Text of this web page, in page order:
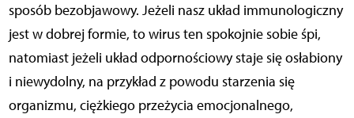
sposób bezobjawowy. Jeżeli nasz układ immunologiczny
jest w dobrej formie, to wirus ten spokojnie sobie śpi,
natomiast jeżeli układ odpornościowy staje się osłabiony
i niewydolny, na przykład z powodu starzenia się
organizmu, ciężkiego przeżycia emocjonalnego,